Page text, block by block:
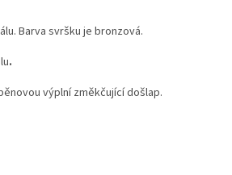
Barva svršku je bronzová.
.
výplní změkčující došlap.